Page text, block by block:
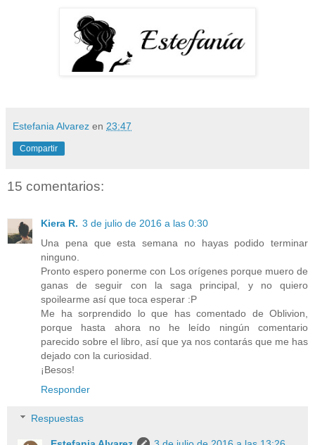
Estefania Alvarez en 23:47
Compartir
15 comentarios:
Kiera R. 3 de julio de 2016 a las 0:30
Una pena que esta semana no hayas podido terminar
ninguno.
Pronto espero ponerme con Los orígenes porque muero de
ganas de seguir con la saga principal, y no quiero
spoilearme así que toca esperar :P
Me ha sorprendido lo que has comentado de Oblivion,
porque hasta ahora no he leído ningún comentario
parecido sobre el libro, así que ya nos contarás que me has
dejado con la curiosidad.
¡Besos!
Responder
Respuestas